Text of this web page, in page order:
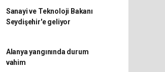
Sanayi ve Teknoloji Bakanı
Seydişehir'e geliyor
Alanya yangınında durum
vahim